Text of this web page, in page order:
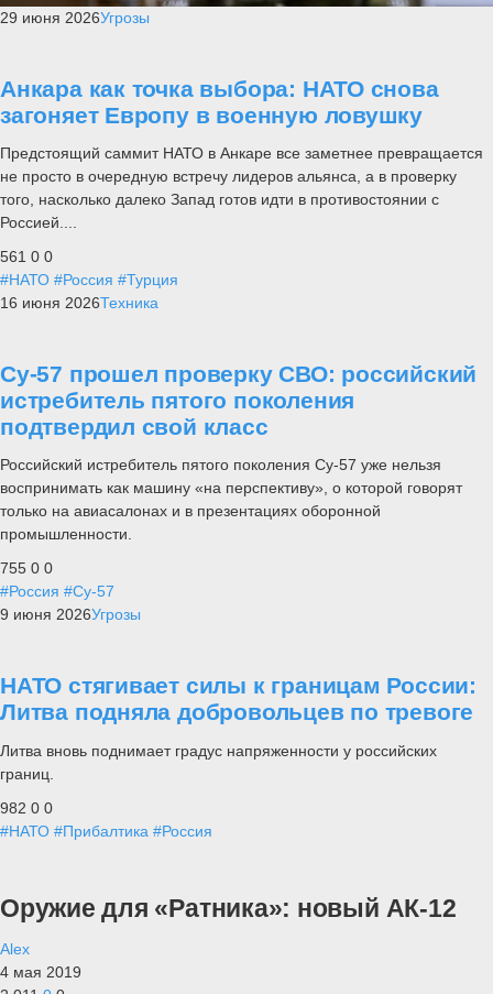
29 июня 2026Угрозы
Анкара как точка выбора: НАТО снова
загоняет Европу в военную ловушку
Предстоящий саммит НАТО в Анкаре все заметнее превращается
не просто в очередную встречу лидеров альянса, а в проверку
того, насколько далеко Запад готов идти в противостоянии с
Россией....
561 0 0
#НАТО #Россия #Турция
16 июня 2026Техника
Су-57 прошел проверку СВО: российский
истребитель пятого поколения
подтвердил свой класс
Российский истребитель пятого поколения Су-57 уже нельзя
воспринимать как машину «на перспективу», о которой говорят
только на авиасалонах и в презентациях оборонной
промышленности.
755 0 0
#Россия #Су-57
9 июня 2026Угрозы
НАТО стягивает силы к границам России:
Литва подняла добровольцев по тревоге
Литва вновь поднимает градус напряженности у российских
границ.
982 0 0
#НАТО #Прибалтика #Россия
Оружие для «Ратника»: новый АК-12
Alex
4 мая 2019